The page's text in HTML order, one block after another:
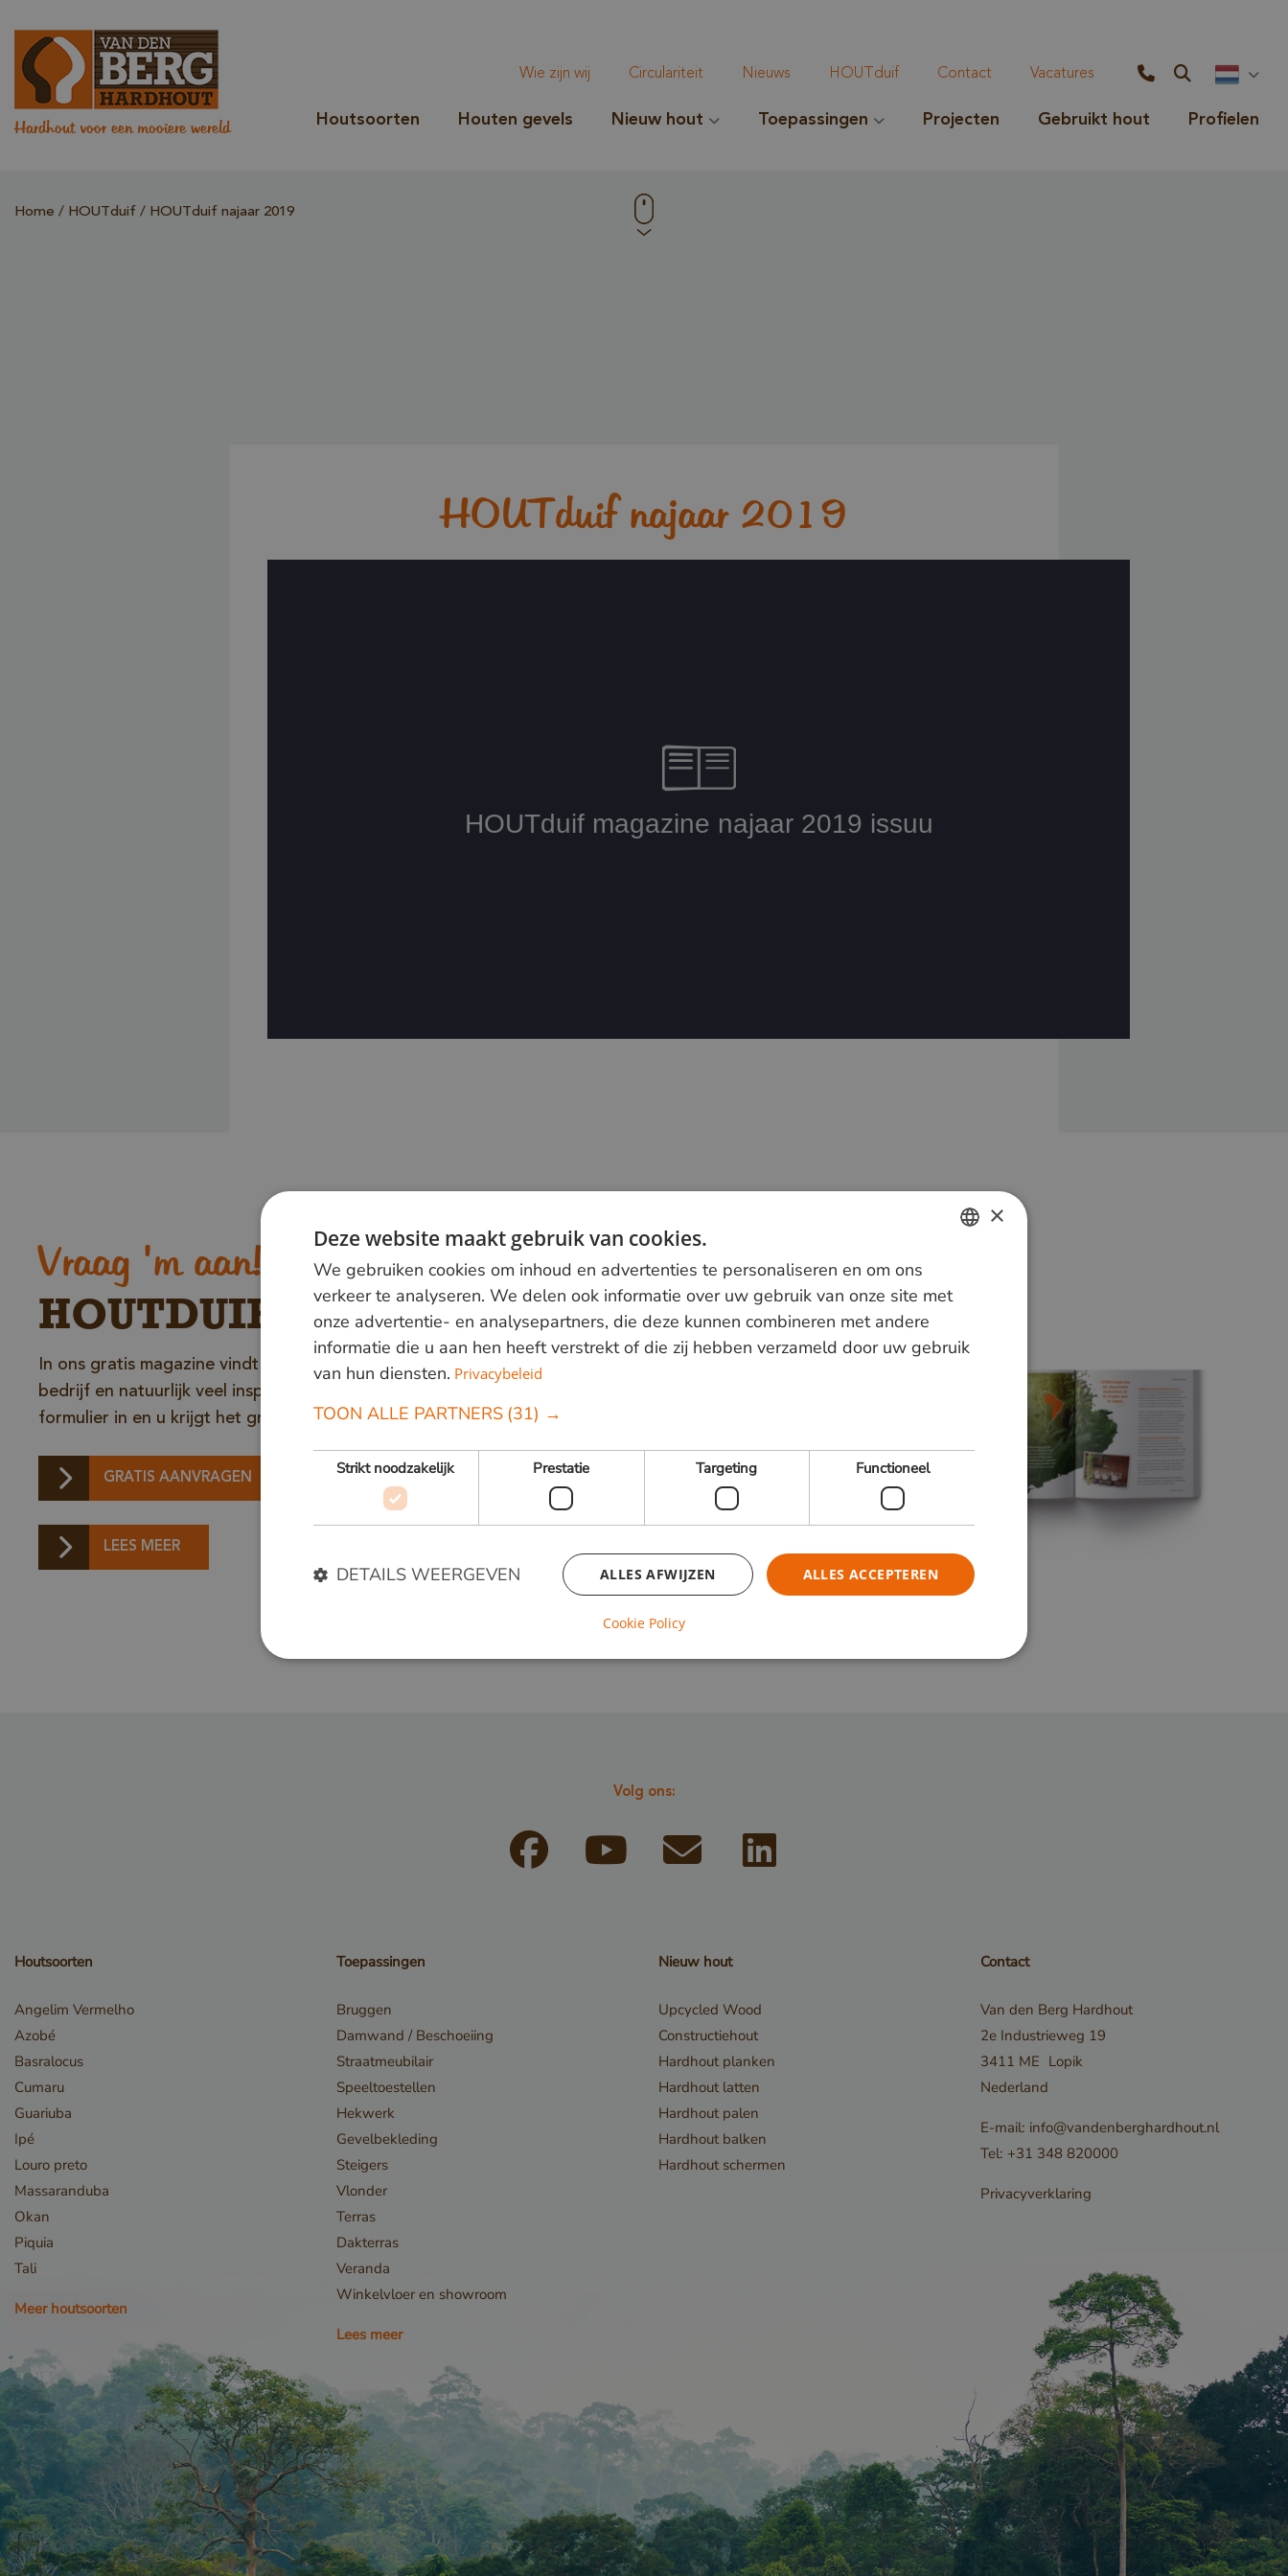
Hardhout voor een mooiere wereld
Wie zijn wij Circulariteit Nieuws HOUTduif Contact Vacatures
Houtsoorten Houten gevels Nieuw hout Toepassingen Projecten Gebruikt hout Profielen
Home HOUTduif HOUTduif najaar 2019
HOUTduif najaar 2019
Vraag 'm aan!
HOUTDUIF
In ons gratis magazine vindt u interessante artikelen, achtergrondinformatie over ons
bedrijf en natuurlijk veel inspirerende foto's van gerealiseerde projecten. Vul het
formulier in en u krijgt het gratis toegezonden.
GRATIS AANVRAGEN
LEES MEER
Volg ons:
Houtsoorten
Angelim Vermelho
Azobé
Basralocus
Cumaru
Guariuba
Ipé
Louro preto
Massaranduba
Okan
Piquia
Tali
Meer houtsoorten
Toepassingen
Bruggen
Damwand / Beschoeiing
Straatmeubilair
Speeltoestellen
Hekwerk
Gevelbekleding
Steigers
Vlonder
Terras
Dakterras
Veranda
Winkelvloer en showroom
Lees meer
Nieuw hout
Upcycled Wood
Constructiehout
Hardhout planken
Hardhout latten
Hardhout palen
Hardhout balken
Hardhout schermen
Contact
Van den Berg Hardhout
2e Industrieweg 19
3411 ME Lopik
Nederland
E-mail: info@vandenberghardhout.nl
Tel: +31 348 820000
Privacyverklaring
DUTCH
GERMAN
ENGLISH
×
Deze website maakt gebruik van cookies.
We gebruiken cookies om inhoud en advertenties te personaliseren en om ons
verkeer te analyseren. We delen ook informatie over uw gebruik van onze site met
onze advertentie- en analysepartners, die deze kunnen combineren met andere
informatie die u aan hen heeft verstrekt of die zij hebben verzameld door uw gebruik
van hun diensten. Privacybeleid
TOON ALLE PARTNERS (31) →
Strikt noodzakelijk Prestatie Targeting Functioneel
ALLES ACCEPTEREN
ALLES AFWIJZEN
DETAILS WEERGEVEN
53 seconden
te maken tussen mensen
en bots. Dit is gunstig voor
weken
Google reCAPTCHA
plaatst een noodzakelijke
cookie (_GRECAPTCHA)
wanneer deze wordt
uitgevoerd met het oog op
de risicoanalyse.
_csrf Sessie
Dit cookie wordt gebruikt
_sweetSessionId www.vandenberghardhout.com
VISITOR_PRIVACY_METADATA
YouTube
5 maanden 4
weken
Deze cookie wordt
gebruikt om de
toestemming van de
gebruiker en
privacykeuzes voor hun
Google Privacy Policy
Cookie Policy